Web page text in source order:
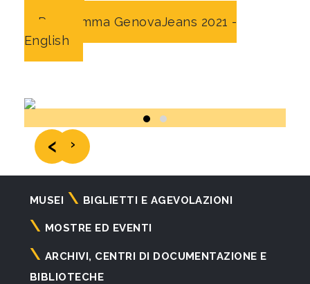
Programma GenovaJeans 2021 -
English
‹ ›
Navigazione
principale
MUSEI BIGLIETTI E AGEVOLAZIONI
MOSTRE ED EVENTI
ARCHIVI, CENTRI DI DOCUMENTAZIONE E
BIBLIOTECHE